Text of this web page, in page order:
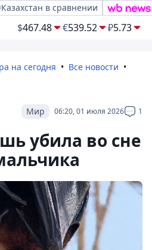
в сравнении
$467.48 €539.52 ₽5.73
на сегодня
Все новости
06:20, 01 июля 2026 1
Мир
убила во сне